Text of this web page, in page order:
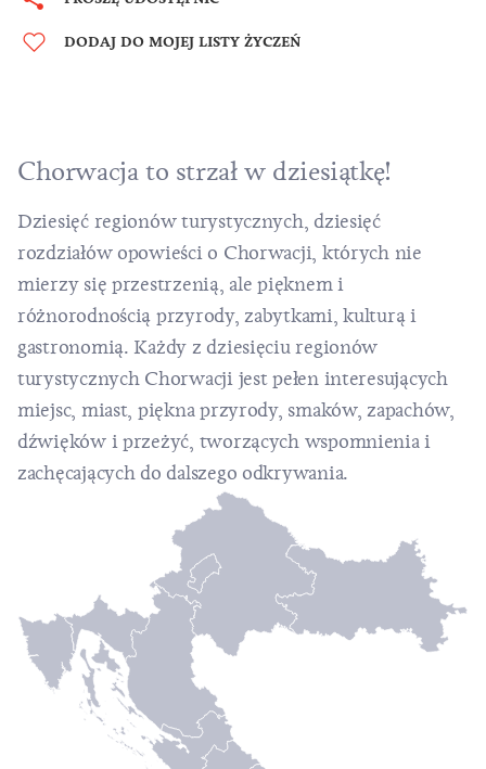
DODAJ DO MOJEJ LISTY ŻYCZEŃ
Chorwacja to strzał w dziesiątkę!
Dziesięć regionów turystycznych, dziesięć
rozdziałów opowieści o Chorwacji, których nie
mierzy się przestrzenią, ale pięknem i
różnorodnością przyrody, zabytkami, kulturą i
gastronomią. Każdy z dziesięciu regionów
turystycznych Chorwacji jest pełen interesujących
miejsc, miast, piękna przyrody, smaków, zapachów,
dźwięków i przeżyć, tworzących wspomnienia i
zachęcających do dalszego odkrywania.